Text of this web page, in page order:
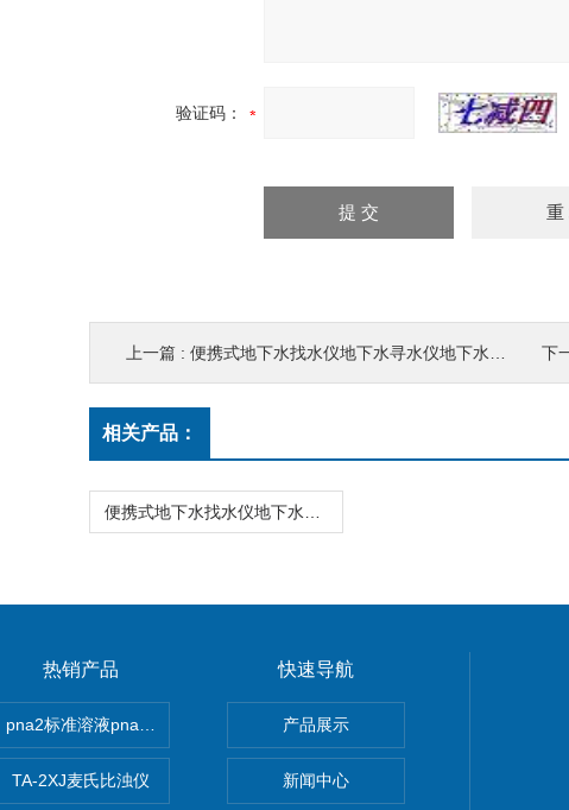
验证码：
上一篇 : 便携式地下水找水仪地下水寻水仪地下水探测仪 下
相关产品：
热销产品
pna2标准溶液pna3 pna4 pna5 pna6纳离子
TA-2XJ麦氏比浊仪
快速导航
产品展示
新闻中心